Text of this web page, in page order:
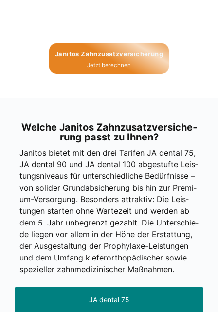
Jani­tos Zahn­zu­satz­ver­si­che­rung
Jetzt berech­nen
Wel­che Jani­tos Zahn­zu­satz­ver­si­che­
rung passt zu Ihnen?
Jani­tos bie­tet mit den drei Tari­fen JA den­tal 75,
JA den­tal 90 und JA den­tal 100 abge­stuf­te Leis­
tungs­ni­veaus für unter­schied­li­che Bedürf­nis­se –
von soli­der Grund­ab­si­che­rung bis hin zur Pre­mi­
um-Ver­sor­gung. Beson­ders attrak­tiv: Die Leis­
tun­gen star­ten ohne War­te­zeit und wer­den ab
dem 5. Jahr unbe­grenzt gezahlt. Die Unter­schie­
de lie­gen vor allem in der Höhe der Erstat­tung,
der Aus­ge­stal­tung der Pro­phy­la­xe-Leis­tun­gen
und dem Umfang kie­fer­or­tho­pä­di­scher sowie
spe­zi­el­ler zahn­me­di­zi­ni­scher Maß­nah­men.
JA dental 75